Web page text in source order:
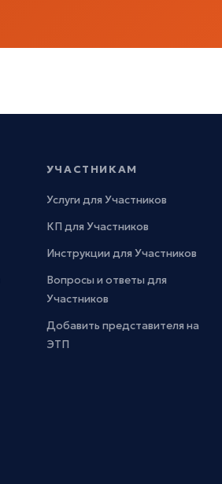
УЧАСТНИКАМ
Услуги для Участников
КП для Участников
Инструкции для Участников
Вопросы и ответы для
Участников
Добавить представителя на
ЭТП